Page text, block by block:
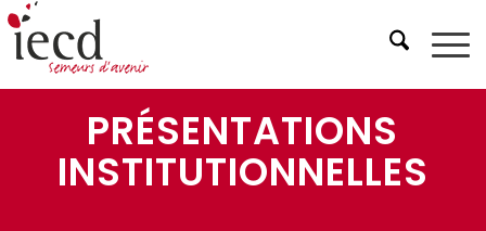
PRÉSENTATIONS
INSTITUTIONNELLES